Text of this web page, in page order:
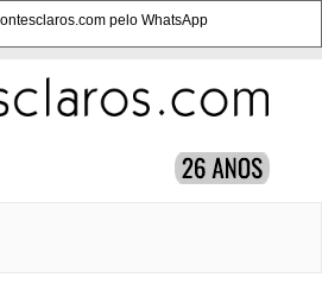
pelo WhatsApp